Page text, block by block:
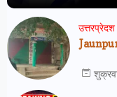
उत्तरप्रेदश